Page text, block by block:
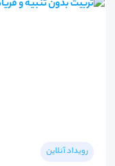
رویداد آنلاین